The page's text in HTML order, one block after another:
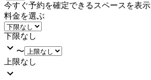
今すぐ予約を確定できるスペースを表示
料金を選ぶ
下限なし
〜
上限なし